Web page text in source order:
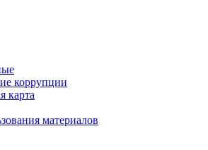
коррупции
карта
материалов